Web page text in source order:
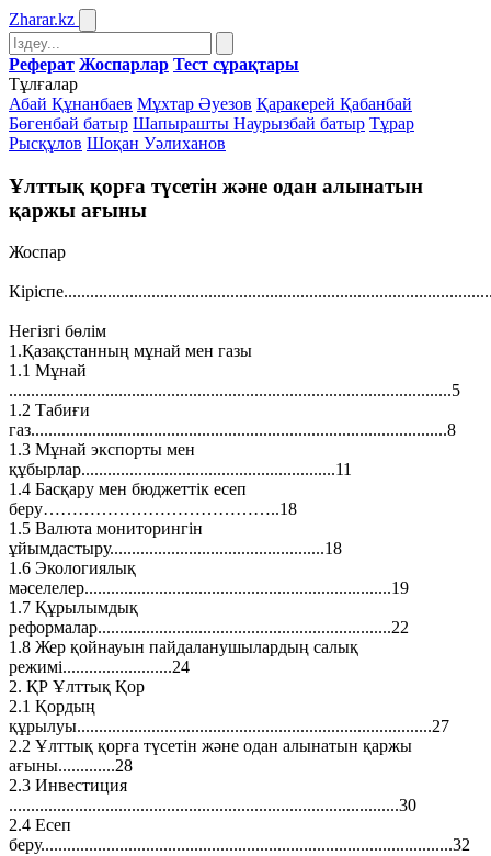
Zharar.kz
Реферат Жоспарлар Тест сұрақтары
Тұлғалар
Абай Құнанбаев Мұхтар Әуезов Қаракерей Қабанбай
Бөгенбай батыр Шапырашты Наурызбай батыр Тұрар
Рысқұлов Шоқан Уәлиханов
Ұлттық қорға түсетін және одан алынатын
қаржы ағыны
Жоспар
Негізгі бөлім
1.Қазақстанның мұнай мен газы
1.1 Мұнай
.....................................................................................................5
1.2 Табиғи
газ...............................................................................................8
1.3 Мұнай экспорты мен
құбырлар..........................................................11
1.4 Басқару мен бюджеттiк есеп
беру…………………………………..18
1.5 Валюта мониторингін
ұйымдастыру.................................................18
1.6 Экологиялық
мәселелер......................................................................19
1.7 Құрылымдық
реформалар...................................................................22
1.8 Жер қойнауын пайдаланушылардың салық
режимі.........................24
2. ҚР Ұлттық Қор
2.1 Қордың
құрылуы.................................................................................27
2.2 Ұлттық қорға түсетін және одан алынатын қаржы
ағыны.............28
2.3 Инвестиция
.........................................................................................30
2.4 Есеп
беру..............................................................................................32